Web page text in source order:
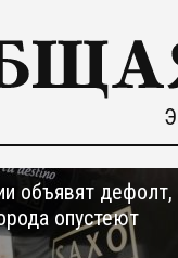
объявят дефолт,
опустеют